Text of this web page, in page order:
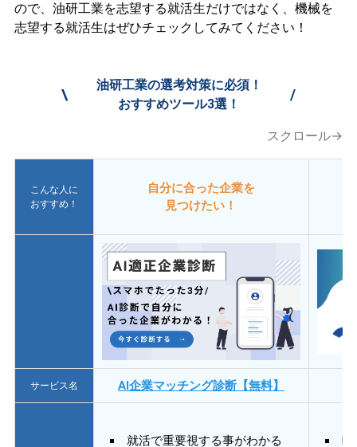
ので、油研工業を志望する就活生だけではなく、機械を
志望する就活生はぜひチェックしてみてください！
\
油研工業の選考対策に必須！
おすすめツール3選！
/
スクロール→
こんな人に
おすすめ！
自分に合った企業を
見つけたい！
サービス名 AI企業マッチング診断【無料】
就活で重要視する事がわかる